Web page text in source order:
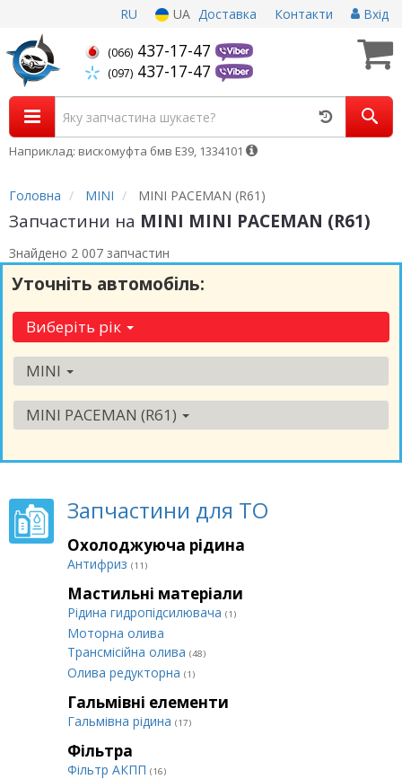
RU UA Доставка Контакти Вхід
(066) 437-17-47
(097) 437-17-47
Наприклад: вискомуфта бмв Е39, 1334101
Головна MINI MINI PACEMAN (R61)
Запчастини на MINI MINI PACEMAN (R61)
Знайдено 2 007 запчастин
Уточніть автомобіль:
Виберіть рік
MINI
MINI PACEMAN (R61)
Запчастини для ТО
Охолоджуюча рідина
Антифриз (11)
Мастильні матеріали
Рідина гидропідсилювача (1)
Моторна олива
Трансмісійна олива (48)
Олива редукторна (1)
Гальмівні елементи
Гальмівна рідина (17)
Фільтра
Фільтр АКПП (16)